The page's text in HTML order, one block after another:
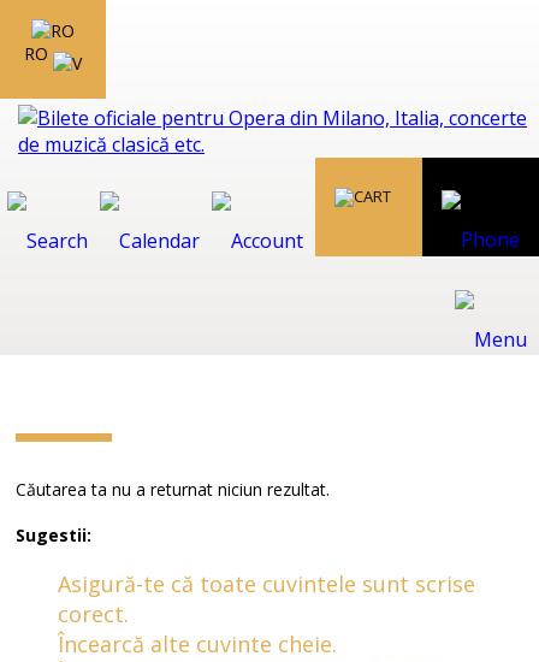
RO
Căutarea ta nu a returnat niciun rezultat.
Sugestii:
Asigură-te că toate cuvintele sunt scrise
corect.
Încearcă alte cuvinte cheie.